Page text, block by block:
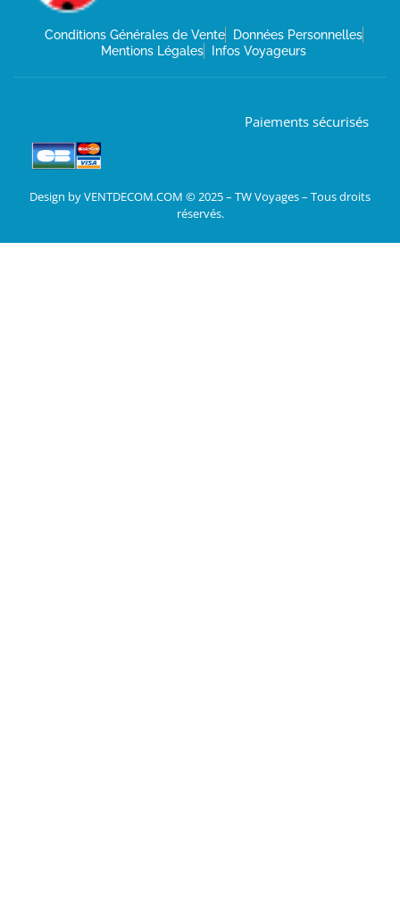
Conditions Générales de Vente
Données Personnelles
Mentions Légales
Infos Voyageurs
Paiements sécurisés
Design by VENTDECOM.COM © 2025 – TW Voyages – Tous droits
réservés.